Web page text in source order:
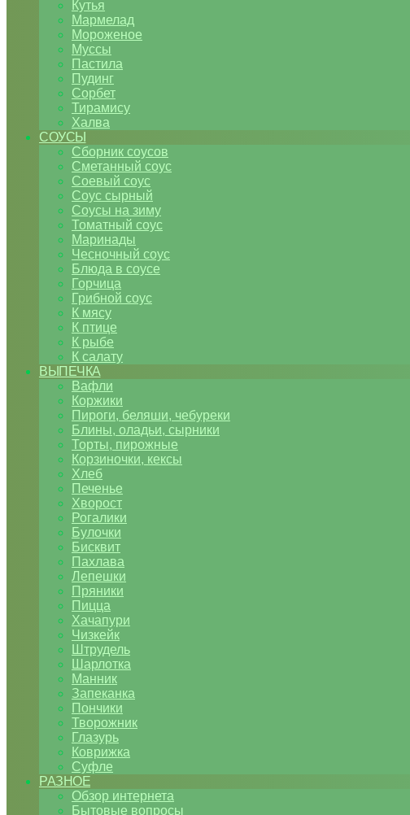
Кутья
Мармелад
Мороженое
Муссы
Пастила
Пудинг
Сорбет
Тирамису
Халва
СОУСЫ
Сборник соусов
Сметанный соус
Соевый соус
Соус сырный
Соусы на зиму
Томатный соус
Маринады
Чесночный соус
Блюда в соусе
Горчица
Грибной соус
К мясу
К птице
К рыбе
К салату
ВЫПЕЧКА
Вафли
Коржики
Пироги, беляши, чебуреки
Блины, оладьи, сырники
Торты, пирожные
Корзиночки, кексы
Хлеб
Печенье
Хворост
Рогалики
Булочки
Бисквит
Пахлава
Лепешки
Пряники
Пицца
Хачапури
Чизкейк
Штрудель
Шарлотка
Манник
Запеканка
Пончики
Творожник
Глазурь
Коврижка
Суфле
РАЗНОЕ
Обзор интернета
Бытовые вопросы